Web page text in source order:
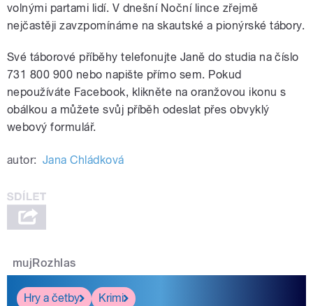
volnými partami lidí. V dnešní Noční lince zřejmě
nejčastěji zavzpomínáme na skautské a pionýrské tábory.
Své táborové příběhy telefonujte Janě do studia na číslo
731 800 900 nebo napište přímo sem. Pokud
nepoužíváte Facebook, klikněte na oranžovou ikonu s
obálkou a můžete svůj příběh odeslat přes obvyklý
webový formulář.
autor: Jana Chládková
mujRozhlas
Hry a četby
Krimi